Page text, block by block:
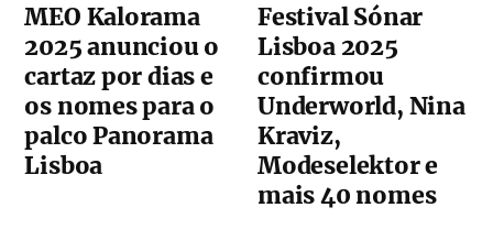
MEO Kalorama
2025 anunciou o
cartaz por dias e
os nomes para o
palco Panorama
Lisboa
Festival Sónar
Lisboa 2025
confirmou
Underworld, Nina
Kraviz,
Modeselektor e
mais 40 nomes